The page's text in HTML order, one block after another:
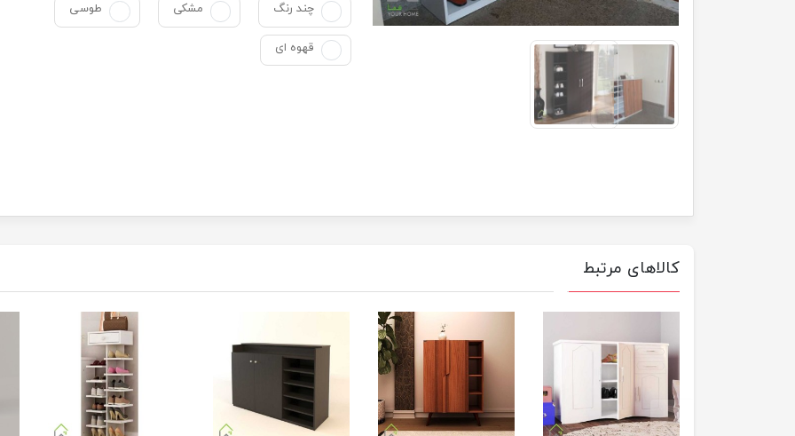
چند رنگ مشکی طوسی
قهوه ای
کالاهای مرتبط